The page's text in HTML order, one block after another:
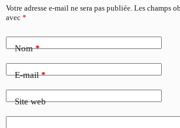
Votre adresse e-mail ne sera pas publiée. Les champs
avec *
Nom*
E-mail*
Site web